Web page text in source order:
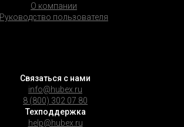
Связаться с нами
info@hubex.ru
8 (800) 302 07 80
Техподдержка
help@hubex.ru
О компании
Руководство пользователя